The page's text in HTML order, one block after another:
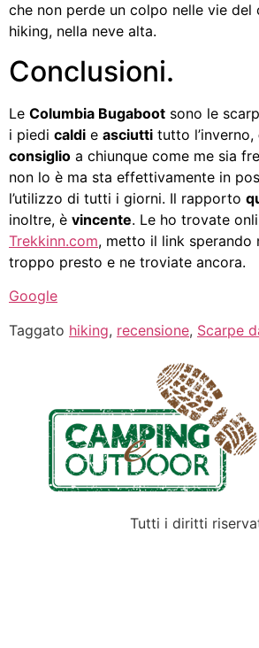
che non perde un colpo nelle vie del
hiking, nella neve alta.
Conclusioni.
Le Columbia Bugaboot sono le
i piedi caldi e asciutti tutto l’inverno,
consiglio a chiunque come me sia
non lo è ma sta effettivamente in
l’utilizzo di tutti i giorni. Il rapporto
inoltre, è vincente. Le ho trovate
Trekkinn.com, metto il link sperando
troppo presto e ne troviate ancora.
Google
Taggato hiking, recensione, Scarpe
Tutti i diritti